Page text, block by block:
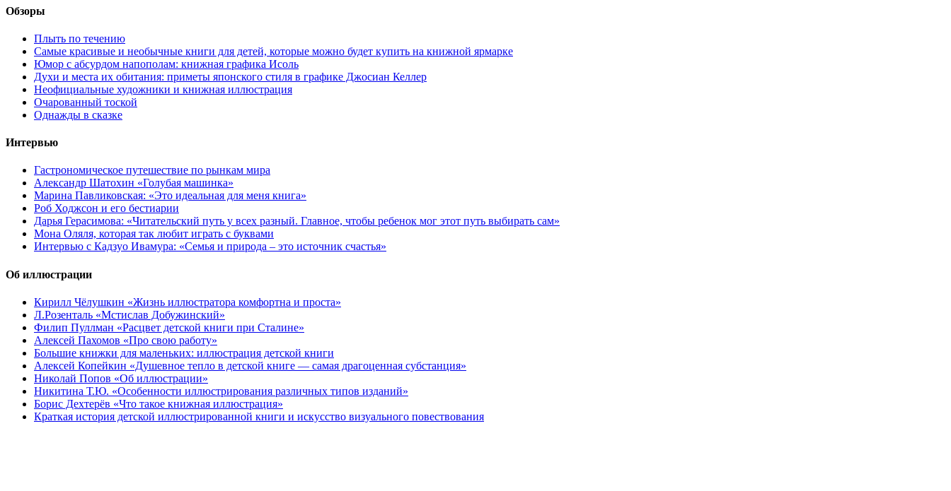
Обзоры
Плыть по течению
Самые красивые и необычные книги для детей, которые можно будет купить на книжной ярмарке
Юмор с абсурдом напополам: книжная графика Исоль
Духи и места их обитания: приметы японского стиля в графике Джосиан Келлер
Неофициальные художники и книжная иллюстрация
Очарованный тоской
Однажды в сказке
Интервью
Гастрономическое путешествие по рынкам мира
Александр Шатохин «Голубая машинка»
Марина Павликовская: «Это идеальная для меня книга»
Роб Ходжсон и его бестиарии
Дарья Герасимова: «Читательский путь у всех разный. Главное, чтобы ребенок мог этот путь выбирать сам»
Мона Оляля, которая так любит играть с буквами
Интервью с Кадзуо Ивамура: «Семья и природа – это источник счастья»
Об иллюстрации
Кирилл Чёлушкин «Жизнь иллюстратора комфортна и проста»
Л.Розенталь «Мстислав Добужинский»
Филип Пуллман «Расцвет детской книги при Сталине»
Алексей Пахомов «Про свою работу»
Большие книжки для маленьких: иллюстрация детской книги
Алексей Копейкин «Душевное тепло в детской книге — самая драгоценная субстанция»
Николай Попов «Об иллюстрации»
Никитина Т.Ю. «Особенности иллюстрирования различных типов изданий»
Борис Дехтерёв «Что такое книжная иллюстрация»
Краткая история детской иллюстрированной книги и искусство визуального повествования